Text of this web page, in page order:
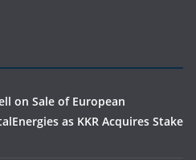
on Sale of European
as KKR Acquires Stake